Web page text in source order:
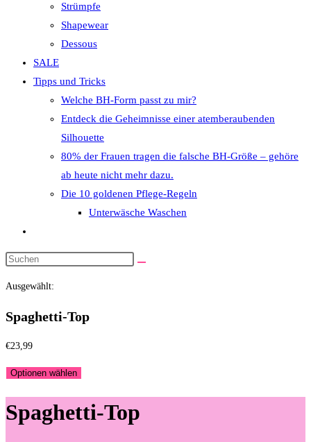
Strümpfe
Shapewear
Dessous
SALE
Tipps und Tricks
Welche BH-Form passt zu mir?
Entdeck die Geheimnisse einer atemberaubenden
Silhouette
80% der Frauen tragen die falsche BH-Größe – gehöre
ab heute nicht mehr dazu.
Die 10 goldenen Pflege-Regeln
Unterwäsche Waschen
umschalten
Diese
durchsuchen
Ausgewählt:
Spaghetti-Top
€23,99
Optionen wählen
Spaghetti-Top